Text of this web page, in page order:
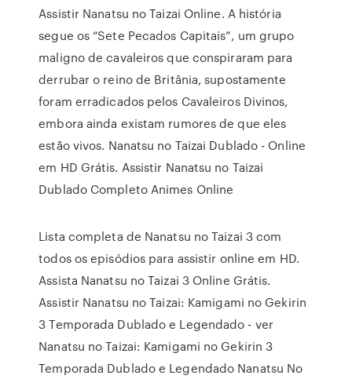
Assistir Nanatsu no Taizai Online. A história
segue os “Sete Pecados Capitais”, um grupo
maligno de cavaleiros que conspiraram para
derrubar o reino de Britânia, supostamente
foram erradicados pelos Cavaleiros Divinos,
embora ainda existam rumores de que eles
estão vivos. Nanatsu no Taizai Dublado - Online
em HD Grátis. Assistir Nanatsu no Taizai
Dublado Completo Animes Online
Lista completa de Nanatsu no Taizai 3 com
todos os episódios para assistir online em HD.
Assista Nanatsu no Taizai 3 Online Grátis.
Assistir Nanatsu no Taizai: Kamigami no Gekirin
3 Temporada Dublado e Legendado - ver
Nanatsu no Taizai: Kamigami no Gekirin 3
Temporada Dublado e Legendado Nanatsu No